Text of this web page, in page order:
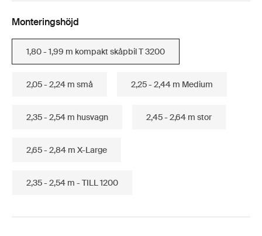
Monteringshöjd
1,80 - 1,99 m kompakt skåpbil T 3200
2,05 - 2,24 m små 2,25 - 2,44 m Medium
2,35 - 2,54 m husvagn 2,45 - 2,64 m stor
2,65 - 2,84 m X-Large
2,35 - 2,54 m - TILL 1200